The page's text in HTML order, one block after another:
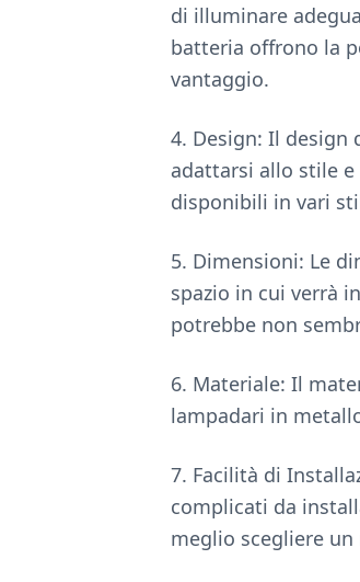
di illuminare
batteria offrono la
vantaggio.
4. Design: Il
adattarsi allo stile e
disponibili in vari
5. Dimensioni: Le
spazio in cui verrà
potrebbe non
6. Materiale: Il
lampadari in
7. Facilità di
complicati da
meglio scegliere